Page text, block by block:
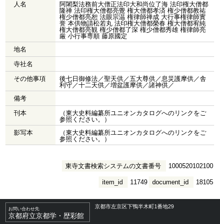
人名
阿闍梨法務前大僧正法印大和尚位了海 法印権大僧都
隆禅 法印権大僧都亮覺 権大僧都孝済 権少僧都教祐
権少僧都亮恕 法眼宗温 権律師禅成 大行事権律師實
誉 本供物請松若丸 法印権大僧都榮春 権大僧都宥純
権大僧都亮観 権少僧都了深 権少僧都秀雄 権律師亮
厳 小行事専順 藤原國定
地名
寺社名
その他事項
後七日御修法／聖天供／五大尊供／息災護摩供／舎
利守／十二天供／増盆護摩供／諸神供／
備考
刊本
（東大史料編纂所ユニオンカタログへのリンクをご
参照ください。）
影写本
（東大史料編纂所ユニオンカタログへのリンクをご
参照ください。）
東寺文書検索システムの文書番号 1000520102100
document_id 18105
item_id 11749
お問い合わせ先
京都府立京都学・歴彩館
京都市左京区下鴨半木町1番地29